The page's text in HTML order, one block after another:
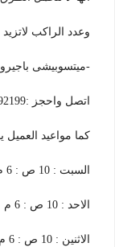
وعدد الراكب لاتزيد عن 4
-ميتسوبيشى
اتصل واحجز :01100092199-01099552706
كما مواعيد العميل
السبت : 10 ص : 6 م
الاحد : 10 ص : 6 م
الاثنين : 10 ص : 6 م